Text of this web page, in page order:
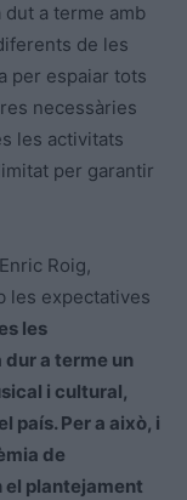
dut a terme amb
de les
per espaiar tots
necessàries
les activitats
per garantir
Roig,
les expectatives
les
a terme un
i cultural,
país. Per a això, i
de
el plantejament